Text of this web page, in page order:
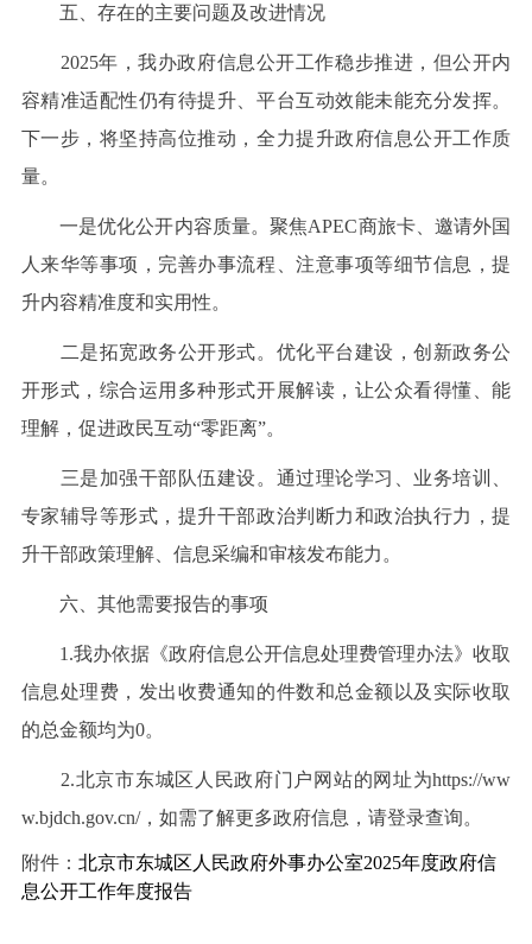
五、存在的主要问题及改进情况
2025年，我办政府信息公开工作稳步推进，但公开内
容精准适配性仍有待提升、平台互动效能未能充分发挥。
下一步，将坚持高位推动，全力提升政府信息公开工作质
量。
一是优化公开内容质量。聚焦APEC商旅卡、邀请外国
人来华等事项，完善办事流程、注意事项等细节信息，提
升内容精准度和实用性。
二是拓宽政务公开形式。优化平台建设，创新政务公
开形式，综合运用多种形式开展解读，让公众看得懂、能
理解，促进政民互动“零距离”。
三是加强干部队伍建设。通过理论学习、业务培训、
专家辅导等形式，提升干部政治判断力和政治执行力，提
升干部政策理解、信息采编和审核发布能力。
六、其他需要报告的事项
1.我办依据《政府信息公开信息处理费管理办法》收取
信息处理费，发出收费通知的件数和总金额以及实际收取
的总金额均为0。
2.北京市东城区人民政府门户网站的网址为https://ww
w.bjdch.gov.cn/，如需了解更多政府信息，请登录查询。
附件： 北京市东城区人民政府外事办公室2025年度政府信
息公开工作年度报告